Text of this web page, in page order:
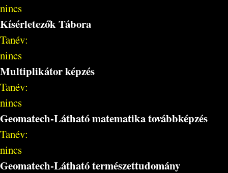
nincs
Kísérletezők Tábora
Tanév:
nincs
Multiplikátor képzés
Tanév:
nincs
Geomatech-Látható matematika továbbképzés
Tanév:
nincs
Geomatech-Látható természettudomány